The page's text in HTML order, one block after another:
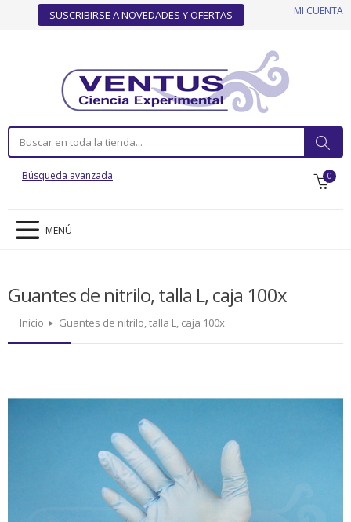
SUSCRIBIRSE A NOVEDADES Y OFERTAS MI CUENTA
Búsqueda avanzada 0
MENÚ
Guantes de nitrilo, talla L, caja 100x
Inicio Guantes de nitrilo, talla L, caja 100x